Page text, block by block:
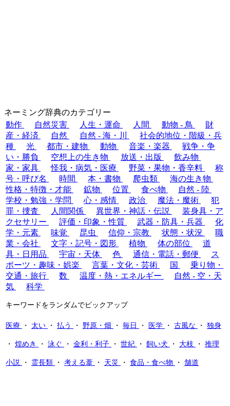
ネーミング辞典のカテゴリー
動作
自然災害 人生・運命 人間 動物 - 鳥
財
産・経済
自然 自然 - 海・川
社会的地位・階級・兵
種
光 都市・建物 動物 音楽・楽器
戦争・争
い・勝負
空想上の生き物 放送・出版
飲み物
家・家具
怪我・病気・医療 野菜・果物・香辛料
称
号・呼び名
時間 本・書物 爬虫類
海の生き物
性格・特徴・才能
鉱物 位置 食べ物
自然 - 陸
学校・勉強・学問
心・感情 政治 魔法・魔術
犯
罪・捜査
人間関係 異世界・神話・伝説
装身具・ア
クセサリー
評価・印象・性質 武器・防具・兵器
化
学・元素
味覚 昆虫 信仰・宗教 状態・状況
職
業・会社
文字・記号・図形 植物 体の部位
道
具・日用品
宇宙・天体 色 通信・電話・郵便
ス
ポーツ・趣味・娯楽
言葉・文化・芸術 国
乗り物・
交通・旅行
数 温度・熱・エネルギー
自然 - 空・天
気
科学
キーワードをランダムでピックアップ
医療 ・ 太い ・ 払う ・ 野原・畑 ・ 毎日 ・ 医学 ・ 古風な ・ 独身
・ 煌めき ・ 泳ぐ ・ 金利・利子 ・ 世紀 ・ 飼い犬 ・ 大枝 ・ 推理
小説 ・ 霊長類 ・ 考える葦 ・ 天災 ・ 食品・食べ物 ・ 舗道